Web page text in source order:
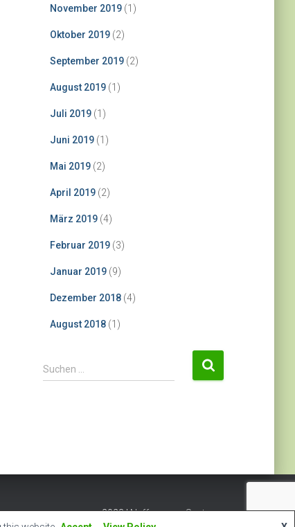
November 2019(1)
Oktober 2019(2)
September 2019(2)
August 2019(1)
Juli 2019(1)
Juni 2019(1)
Mai 2019(2)
April 2019(2)
März 2019(4)
Februar 2019(3)
Januar 2019(9)
Dezember 2018(4)
August 2018(1)
S
u
Suchen …
2023 |Nyffenegger Systems